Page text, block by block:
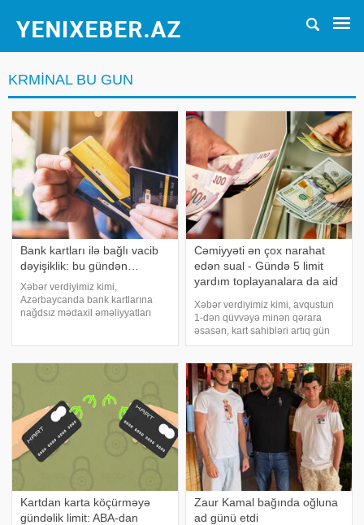
KRMINAL BU GUN
Bank kartları ilə bağlı vacib
dəyişiklik: bu gündən…
Xəbər verdiyimiz kimi,
Azərbaycanda bank kartlarına
nağdsız mədaxil əməliyyatları
müştərilərinə SMS və mobil tətbiq
Cəmiyyəti ən çox narahat
edən sual - Gündə 5 limit
yardım toplayanalara da aid
Xəbər verdiyimiz kimi, avqustun
1-dən qüvvəyə minən qərara
əsasən, kart sahibləri artıq gün
ərzində 5 dəfə, aylıq isə
həcmində kartdan-karta pul
köçürməsi edə biləcəklər.
Xatırladaq ki, son illər sosia
Kartdan karta köçürməyə
gündəlik limit: ABA-dan
Zaur Kamal bağında oğluna
ad günü etdi